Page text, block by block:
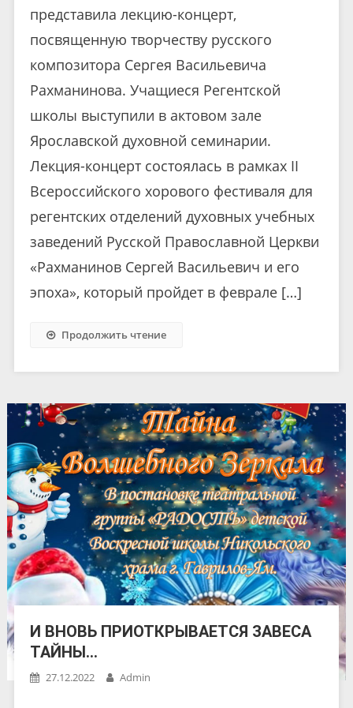
представила лекцию-концерт,
посвященную творчеству русского
композитора Сергея Васильевича
Рахманинова. Учащиеся Регентской
школы выступили в актовом зале
Ярославской духовной семинарии.
Лекция-концерт состоялась в рамках II
Всероссийского хорового фестиваля для
регентских отделений духовных учебных
заведений Русской Православной Церкви
«Рахманинов Сергей Васильевич и его
эпоха», который пройдет в феврале […]
Продолжить чтение
И ВНОВЬ ПРИОТКРЫВАЕТСЯ ЗАВЕСА
ТАЙНЫ…
27.12.2022 Admin